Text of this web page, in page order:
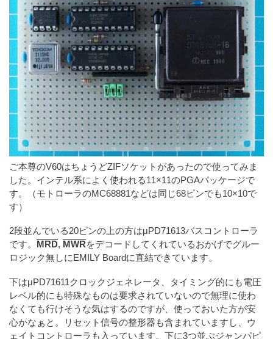
ご本尊のV60はちょうどZIFソケットがあったので使ってみま
した。インテル系によく使われる11×11のPGAパッケージで
す。（モトローラのMC68881などは同じ68ピンでも10×10で
す）
2段並んでいる20ピンの上の方はμPD71613バスコントローラ
です。
MRD, MWRをデコードしてくれているおかげでグルー
ロジック無しにEMILY Boardに直結できています。
下はμPD71611クロックジェネレータ、タイミング的にも電圧
レベル的にも特殊なものは要求されていないので無理に使わ
なくても行けそうな気はするのですが、使っておいた方が安
心かなぁと。リセット信号の整形器も含まれていますし、ウ
ェイトコントローラも入っています。下に3つ並ぶジャンパピ